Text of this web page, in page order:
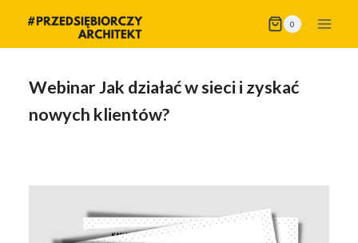
treści
0
Webinar Jak działać w sieci i zyskać
nowych klientów?